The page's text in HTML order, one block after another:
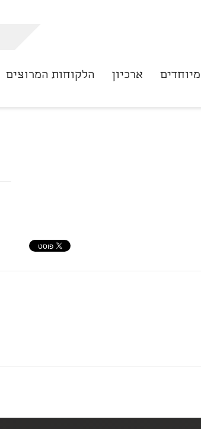
ארכיון הלקוחות המרוצים